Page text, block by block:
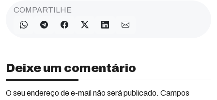
COMPARTILHE
Deixe um comentário
O seu endereço de e-mail não será publicado. Campos